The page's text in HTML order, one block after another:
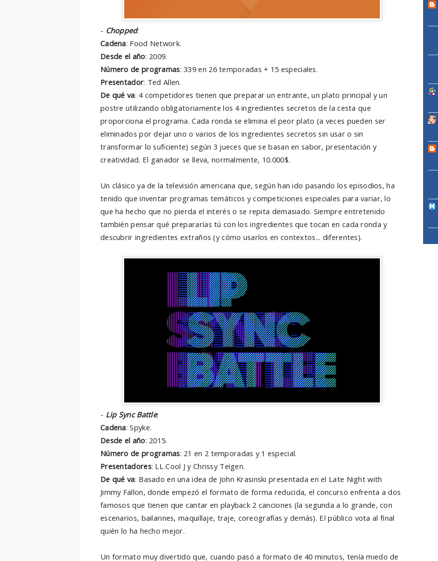
- Chopped:
Cadena: Food Network.
Desde el año: 2009.
Número de programas: 339 en 26 temporadas + 15 especiales.
Presentador: Ted Allen.
De qué va: 4 competidores tienen que preparar un entrante, un plato principal y un
postre utilizando obligatoriamente los 4 ingredientes secretos de la cesta que
proporciona el programa. Cada ronda se elimina el peor plato (a veces pueden ser
eliminados por dejar uno o varios de los ingredientes secretos sin usar o sin
transformar lo suficiente) según 3 jueces que se basan en sabor, presentación y
creatividad. El ganador se lleva, normalmente, 10.000$.
Un clásico ya de la televisión americana que, según han ido pasando los episodios, ha
tenido que inventar programas temáticos y competiciones especiales para variar, lo
que ha hecho que no pierda el interés o se repita demasiado. Siempre entretenido
también pensar qué prepararías tú con los ingredientes que tocan en cada ronda y
descubrir ingredientes extraños (y cómo usarlos en contextos... diferentes).
- Lip Sync Battle:
Cadena: Spyke.
Desde el año: 2015.
Número de programas: 21 en 2 temporadas y 1 especial.
Presentadores: LL Cool J y Chrissy Teigen.
De qué va: Basado en una idea de John Krasinski presentada en el Late Night with
Jimmy Fallon, donde empezó el formato de forma reducida, el concurso enfrenta a dos
famosos que tienen que cantar en playback 2 canciones (la segunda a lo grande, con
escenarios, bailarines, maquillaje, traje, coreografías y demás). El público vota al final
quién lo ha hecho mejor.
Un formato muy divertido que, cuando pasó a formato de 40 minutos, tenía miedo de